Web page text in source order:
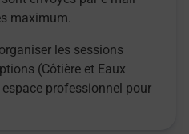
maximum.
les sessions
(Côtière et Eaux
professionnel pour